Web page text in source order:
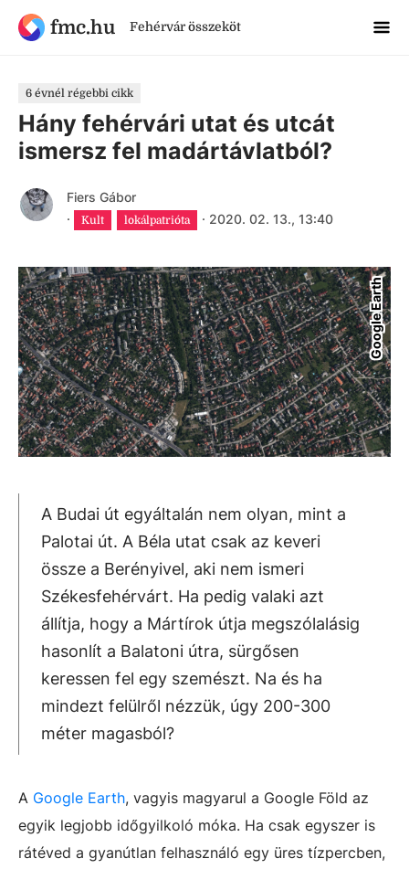
fmc.hu Fehérvár összeköt
6 évnél régebbi cikk
Hány fehérvári utat és utcát
ismersz fel madártávlatból?
Fiers Gábor
·
Kult lokálpatrióta · 2020. 02. 13., 13:40
Google Earth
A Budai út egyáltalán nem olyan, mint a
Palotai út. A Béla utat csak az keveri
össze a Berényivel, aki nem ismeri
Székesfehérvárt. Ha pedig valaki azt
állítja, hogy a Mártírok útja megszólalásig
hasonlít a Balatoni útra, sürgősen
keressen fel egy szemészt. Na és ha
mindezt felülről nézzük, úgy 200-300
méter magasból?
A Google Earth, vagyis magyarul a Google Föld az
egyik legjobb időgyilkoló móka. Ha csak egyszer is
rátéved a gyanútlan felhasználó egy üres tízpercben,